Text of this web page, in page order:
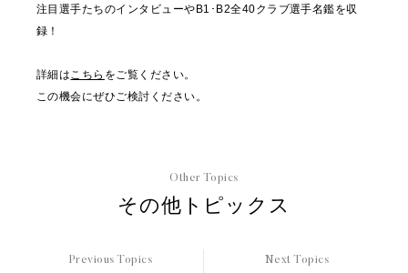
注目選手たちのインタビューやB1･B2全40クラブ選手名鑑を収
録！
詳細はこちら をご覧ください。
この機会にぜひご検討ください。
Other Topics
その他トピックス
Previous Topics Next Topics